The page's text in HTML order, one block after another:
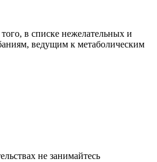
в списке нежелательных и
ведущим к метаболическим
не занимайтесь